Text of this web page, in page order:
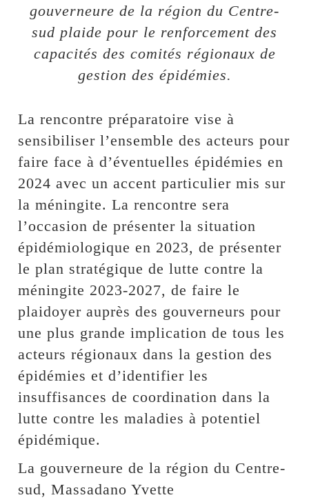
gouverneure de la région du Centre-
sud plaide pour le renforcement des
capacités des comités régionaux de
gestion des épidémies.
La rencontre préparatoire vise à
sensibiliser l’ensemble des acteurs pour
faire face à d’éventuelles épidémies en
2024 avec un accent particulier mis sur
la méningite. La rencontre sera
l’occasion de présenter la situation
épidémiologique en 2023, de présenter
le plan stratégique de lutte contre la
méningite 2023-2027, de faire le
plaidoyer auprès des gouverneurs pour
une plus grande implication de tous les
acteurs régionaux dans la gestion des
épidémies et d’identifier les
insuffisances de coordination dans la
lutte contre les maladies à potentiel
épidémique.
La gouverneure de la région du Centre-
sud, Massadano Yvette